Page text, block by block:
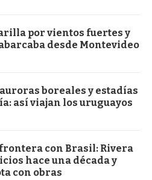
por vientos fuertes y
desde Montevideo
boreales y estadías
así viajan los uruguayos
con Brasil: Rivera
hace una década y
con obras